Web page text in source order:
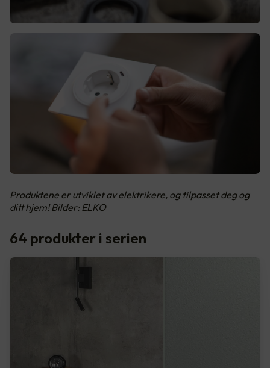
Produktene er utviklet av elektrikere, og tilpasset deg og
ditt hjem! Bilder: ELKO
64 produkter i serien